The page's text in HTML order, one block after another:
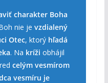
charakter Boha
nie je vzdialený
Otec, ktorý hľadá
. Na kríži obhájil
celým vesmírom
vesmíru je